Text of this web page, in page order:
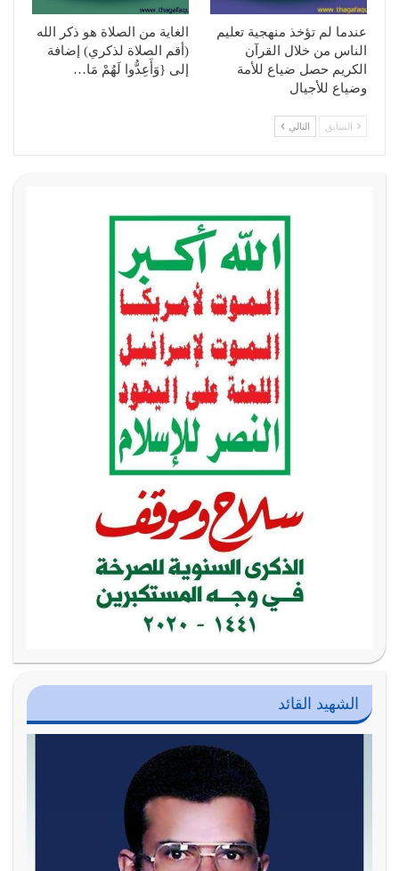
عندما لم تؤخذ منهجية تعليم
الناس من خلال القرآن
الكريم حصل ضياع للأمة
وضياع للأجيال
الغاية من الصلاة هو ذكر الله
(أقم الصلاة لذكري) إضافة
إلى {وَأَعِدُّوا لَهُمْ مَا…
السابق التالي
الشهيد القائد